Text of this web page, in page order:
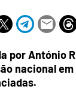
por António
nacional em